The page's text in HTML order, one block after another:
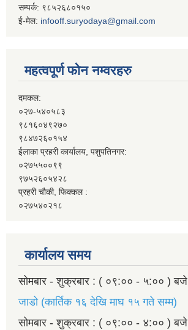
सम्पर्क: ९८५२६८०१५०
ई-मेल: infooff.suryodaya@gmail.com
महत्वपूर्ण फोन नम्वरहरु
दमकल:
०२७-५४०५८३
९८१६०४९२७०
९८४७२६०१५४
ईलाका प्रहरी कार्यालय, पशुपतिनगर:
०२७५५००९९
९७५२६०५४२८
प्रहरी चौकी, फिक्कल :
०२७५४०२१८
कार्यालय समय
सोमबार - शुक्रबार : ( ०९:०० - ५:०० ) बजे
जाडो (कार्तिक १६ देखि माघ १५ गते सम्म)
सोमबार - शुक्रबार : ( ०९:०० - ४:०० ) बजे